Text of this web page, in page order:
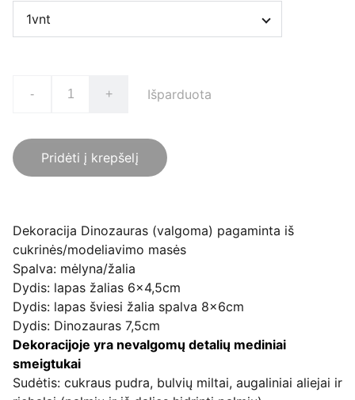
- + Išparduota
Pridėti į krepšelį
Dekoracija Dinozauras (valgoma) pagaminta iš
cukrinės/modeliavimo masės
Spalva: mėlyna/žalia
Dydis: lapas žalias 6x4,5cm
Dydis: lapas šviesi žalia spalva 8x6cm
Dydis: Dinozauras 7,5cm
Dekoracijoje yra nevalgomų detalių mediniai
smeigtukai
Sudėtis: cukraus pudra, bulvių miltai, augaliniai aliejai ir